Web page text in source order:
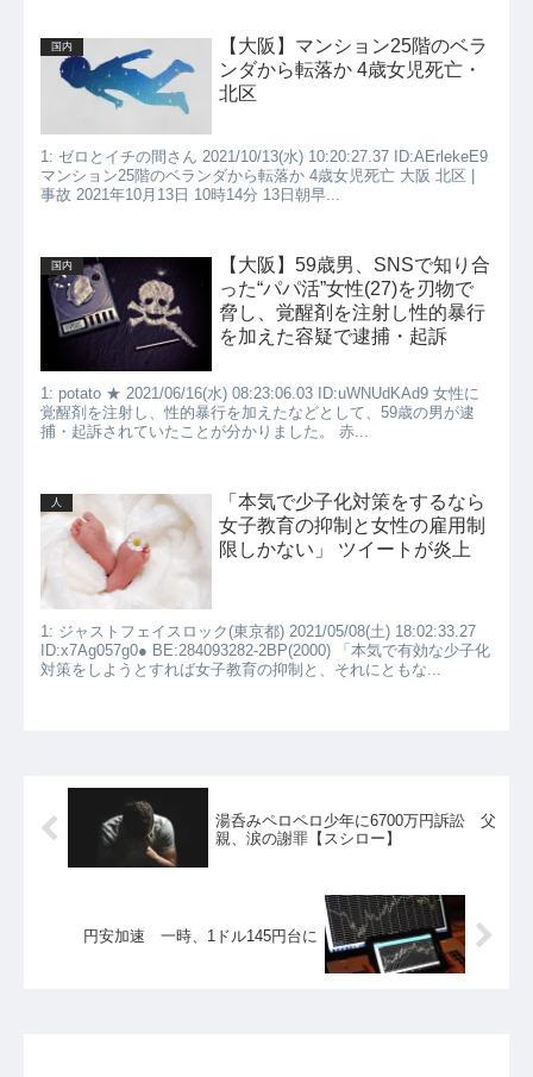
国内
【大阪】マンション25階のベラ
ンダから転落か 4歳女児死亡・
北区
1: ゼロとイチの間さん 2021/10/13(水) 10:20:27.37 ID:AErlekeE9
マンション25階のベランダから転落か 4歳女児死亡 大阪 北区 |
事故 2021年10月13日 10時14分 13日朝早...
国内
【大阪】59歳男、SNSで知り合
った“パパ活”女性(27)を刃物で
脅し、覚醒剤を注射し性的暴行
を加えた容疑で逮捕・起訴
1: potato ★ 2021/06/16(水) 08:23:06.03 ID:uWNUdKAd9 女性に
覚醒剤を注射し、性的暴行を加えたなどとして、59歳の男が逮
捕・起訴されていたことが分かりました。 赤...
人
「本気で少子化対策をするなら
女子教育の抑制と女性の雇用制
限しかない」 ツイートが炎上
1: ジャストフェイスロック(東京都) 2021/05/08(土) 18:02:33.27
ID:x7Ag057g0● BE:284093282-2BP(2000) 「本気で有効な少子化
対策をしようとすれば女子教育の抑制と、それにともな...
湯呑みペロペロ少年に6700万円訴訟 父
親、涙の謝罪【スシロー】
円安加速 一時、1ドル145円台に